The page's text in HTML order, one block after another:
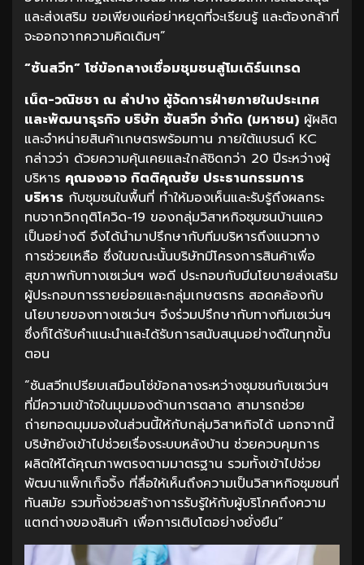
และส่งเสริม ขอเพียงแค่อย่าหยุดที่จะเรียนรู้ และต้องกล้าที่
จะออกจากความคิดเดิมๆ”
“ซันสวีท” โซ่ข้อกลางเชื่อมชุมชนสู่โมเดิร์นเทรด
เน็ต-วณิชชา ณ ลำปาง ผู้จัดการฝ่ายภายในประเทศ
และพัฒนาธุรกิจ บริษัท ซันสวีท จำกัด (มหาชน) ผู้ผลิต
และจำหน่ายสินค้าเกษตรพร้อมทาน ภายใต้แบรนด์ KC
กล่าวว่า ด้วยความคุ้นเคยและใกล้ชิดกว่า 20 ปีระหว่างผู้
บริหาร คุณองอาจ กิตติคุณชัย ประธานกรรมการ
บริหาร กับชุมชนในพื้นที่ ทำให้มองเห็นและรับรู้ถึงผลกระ
ทบจากวิกฤติโควิด-19 ของกลุ่มวิสาหกิจชุมชนบ้านแคว
เป็นอย่างดี จึงได้นำมาปรึกษากับทีมบริหารถึงแนวทาง
การช่วยเหลือ ซึ่งในขณะนั้นบริษัทมีโครงการสินค้าเพื่อ
สุขภาพกับทางเซเว่นฯ พอดี ประกอบกับมีนโยบายส่งเสริม
ผู้ประกอบการรายย่อยและกลุ่มเกษตรกร สอดคล้องกับ
นโยบายของทางเซเว่นฯ จึงร่วมปรึกษากับทางทีมเซเว่นฯ
ซึ่งก็ได้รับคำแนะนำและได้รับการสนับสนุนอย่างดีในทุกขั้น
ตอน
“ซันสวีทเปรียบเสมือนโซ่ข้อกลางระหว่างชุมชนกับเซเว่นฯ
ที่มีความเข้าใจในมุมมองด้านการตลาด สามารถช่วย
ถ่ายทอดมุมมองในส่วนนี้ให้กับกลุ่มวิสาหกิจได้ นอกจากนี้
บริษัทยังเข้าไปช่วยเรื่องระบบหลังบ้าน ช่วยควบคุมการ
ผลิตให้ได้คุณภาพตรงตามมาตรฐาน รวมทั้งเข้าไปช่วย
พัฒนาแพ็กเก็จจิ้ง ที่สื่อให้เห็นถึงความเป็นวิสาหกิจชุมชนที่
ทันสมัย รวมทั้งช่วยสร้างการรับรู้ให้กับผู้บริโภคถึงความ
แตกต่างของสินค้า เพื่อการเติบโตอย่างยั่งยืน”